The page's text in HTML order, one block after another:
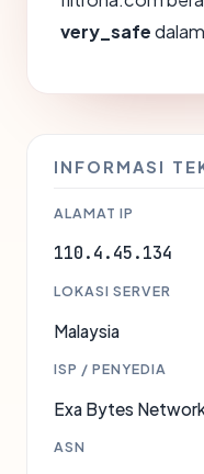
very_safe
INFORMASI
ALAMAT IP
110.4.45.134
LOKASI SERVER
Malaysia
ISP / PENYEDIA
Exa Bytes
ASN